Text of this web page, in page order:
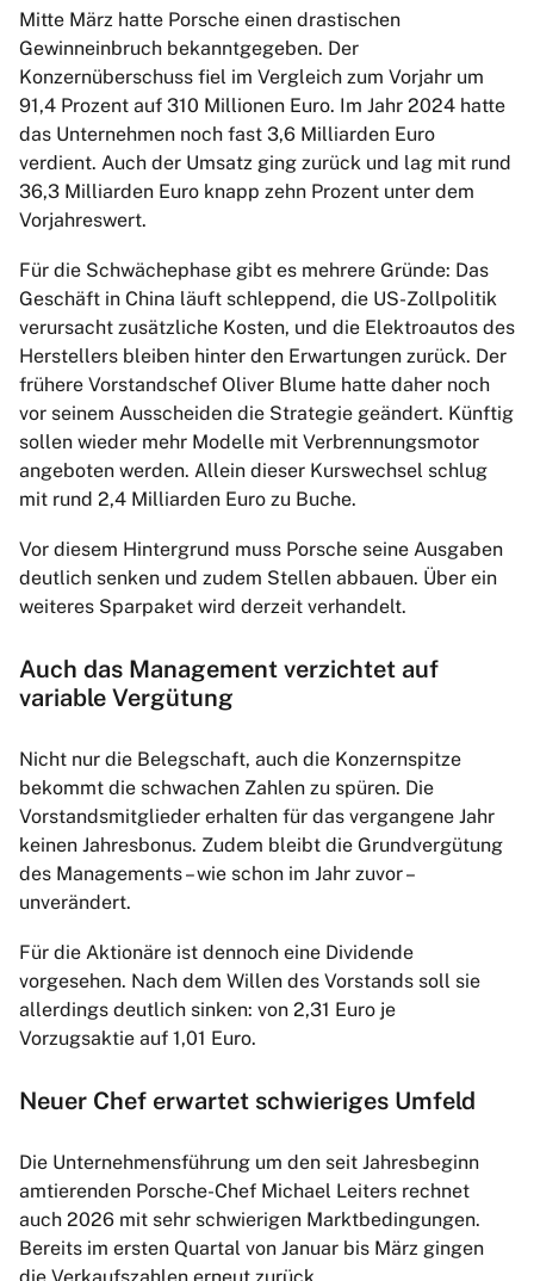
Mitte März hatte Porsche einen drastischen
Gewinneinbruch bekanntgegeben. Der
Konzernüberschuss fiel im Vergleich zum Vorjahr um
91,4 Prozent auf 310 Millionen Euro. Im Jahr 2024 hatte
das Unternehmen noch fast 3,6 Milliarden Euro
verdient. Auch der Umsatz ging zurück und lag mit rund
36,3 Milliarden Euro knapp zehn Prozent unter dem
Vorjahreswert.
Für die Schwächephase gibt es mehrere Gründe: Das
Geschäft in China läuft schleppend, die US-Zollpolitik
verursacht zusätzliche Kosten, und die Elektroautos des
Herstellers bleiben hinter den Erwartungen zurück. Der
frühere Vorstandschef Oliver Blume hatte daher noch
vor seinem Ausscheiden die Strategie geändert. Künftig
sollen wieder mehr Modelle mit Verbrennungsmotor
angeboten werden. Allein dieser Kurswechsel schlug
mit rund 2,4 Milliarden Euro zu Buche.
Vor diesem Hintergrund muss Porsche seine Ausgaben
deutlich senken und zudem Stellen abbauen. Über ein
weiteres Sparpaket wird derzeit verhandelt.
Auch das Management verzichtet auf
variable Vergütung
Nicht nur die Belegschaft, auch die Konzernspitze
bekommt die schwachen Zahlen zu spüren. Die
Vorstandsmitglieder erhalten für das vergangene Jahr
keinen Jahresbonus. Zudem bleibt die Grundvergütung
des Managements – wie schon im Jahr zuvor –
unverändert.
Für die Aktionäre ist dennoch eine Dividende
vorgesehen. Nach dem Willen des Vorstands soll sie
allerdings deutlich sinken: von 2,31 Euro je
Vorzugsaktie auf 1,01 Euro.
Neuer Chef erwartet schwieriges Umfeld
Die Unternehmensführung um den seit Jahresbeginn
amtierenden Porsche-Chef Michael Leiters rechnet
auch 2026 mit sehr schwierigen Marktbedingungen.
Bereits im ersten Quartal von Januar bis März gingen